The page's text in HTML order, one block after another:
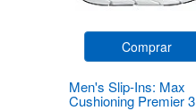
Comprar
Men's Slip-Ins: Max
Cushioning Premier 3